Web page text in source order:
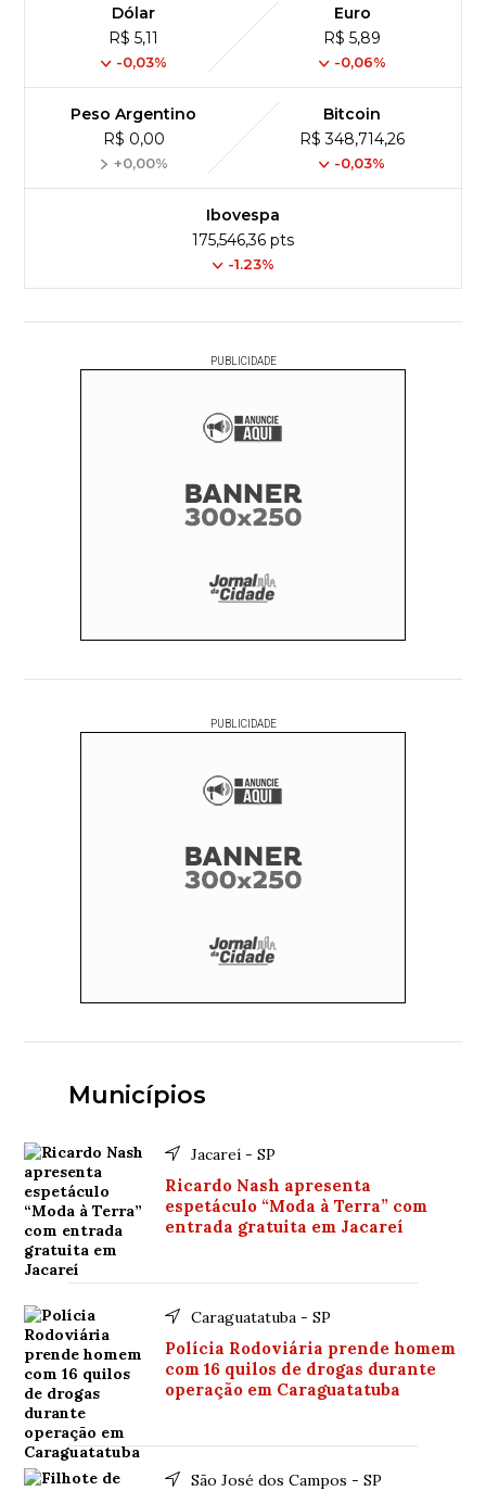
Dólar
R$ 5,11
-0,03%
Euro
R$ 5,89
-0,06%
Peso Argentino
R$ 0,00
+0,00%
Bitcoin
R$ 348,714,26
-0,03%
Ibovespa
175,546,36 pts
-1.23%
PUBLICIDADE
PUBLICIDADE
Municípios
Jacareí - SP
Ricardo Nash apresenta
espetáculo “Moda à Terra” com
entrada gratuita em Jacareí
Caraguatatuba - SP
Polícia Rodoviária prende homem
com 16 quilos de drogas durante
operação em Caraguatatuba
São José dos Campos - SP